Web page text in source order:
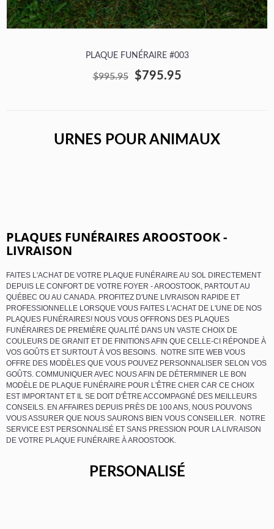
PLAQUE FUNÉRAIRE #003
$995.95 $795.95
URNES POUR ANIMAUX
PLAQUES FUNÉRAIRES AROOSTOOK -
LIVRAISON
FAITES L'ACHAT DE VOTRE PLAQUE FUNÉRAIRE AU SOL DIRECTEMENT
DEPUIS LE CONFORT DE VOTRE FOYER - AROOSTOOK, PARTOUT AU
QUÉBEC OU AU CANADA. PROFITEZ D'UNE LIVRAISON RAPIDE ET
PROFESSIONNELLE LORSQUE VOUS FAITES L'ACHAT DE L'UNE DE NOS
PLAQUES FUNÉRAIRES! NOUS VOUS OFFRONS DES PLAQUES
FUNÉRAIRES DE PREMIÈRE QUALITÉ DANS UN VASTE CHOIX DE
COULEURS DE GRANIT ET DE FINITIONS AFIN QUE CELLE-CI RÉPONDE À
VOS GOÛTS ET SURTOUT À VOS BESOINS. NOTRE SITE WEB VOUS
OFFRE DES MODÈLES QUE VOUS POUVEZ PERSONNALISER SELON VOS
GOÛTS. COMMUNIQUER AVEC NOUS AFIN DE DÉTERMINER LE BON
MODÈLE DE PLAQUE FUNÉRAIRE POUR L'ÊTRE CHER CAR CE CHOIX
EST IMPORTANT ET IL SE DOIT D'ÊTRE ACCOMPAGNÉ DES MEILLEURS
CONSEILS. EN AFFAIRES DEPUIS PRÈS DE 100 ANS, NOUS POUVONS
VOUS ASSURER QUE NOUS SAURONS BIEN VOUS CONSEILLER. NOTRE
SERVICE EST PERSONNALISÉ ET SANS PRESSION POUR LA LIVRAISON
DE VOTRE PLAQUE FUNÉRAIRE À AROOSTOOK.
PERSONALISÉ